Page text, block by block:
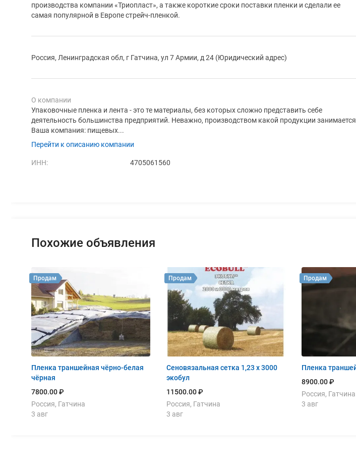
производства компании «Триопласт», а также короткие сроки поставки пленки и сделали ее
самая популярной в Европе стрейч-пленкой.
Россия, Ленинградская обл, г Гатчина, ул 7 Армии, д 24 (Юридический адрес)
О компании
Упаковочные пленка и лента - это те материалы, без которых сложно представить себе
деятельность большинства предприятий. Неважно, производством какой продукции занимается
Ваша компания: пищевых...
Перейти к описанию компании
ИНН: 4705061560
Похожие объявления
Пленка траншейная чёрно-белая
чёрная
7800.00 ₽
Россия, Гатчина
3 авг
Продам
Сеновязальная сетка 1,23 х 3000
экобул
11500.00 ₽
Россия, Гатчина
3 авг
Продам
8900.00 ₽
Россия, Гатчина
3 авг
Продам